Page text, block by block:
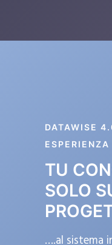
DATAWISE
ESPERIENZA
TU
SOLO
….al sistema